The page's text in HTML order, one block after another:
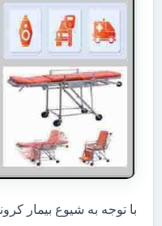
با توجه به شیوع بیمار